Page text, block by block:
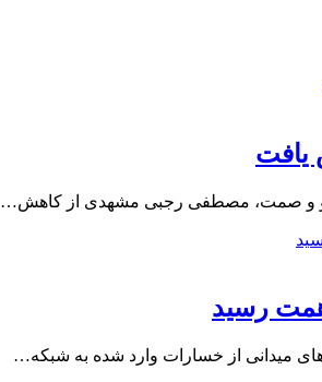
یافت
نیرو و صمت، مصطفی رجبی مشهدی از کاهش…
میدانی از خسارات وارد شده به شبکه…